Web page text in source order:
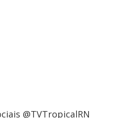
@TVTropicalRN